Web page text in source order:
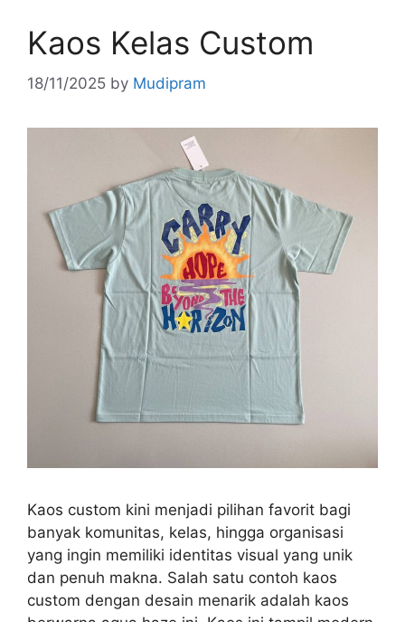
Kaos Kelas Custom
18/11/2025 by Mudipram
Kaos custom kini menjadi pilihan favorit bagi
banyak komunitas, kelas, hingga organisasi
yang ingin memiliki identitas visual yang unik
dan penuh makna. Salah satu contoh kaos
custom dengan desain menarik adalah kaos